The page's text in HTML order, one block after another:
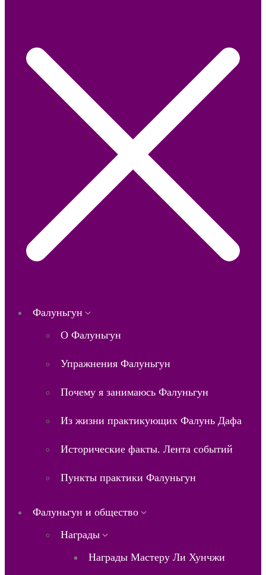
Фалуньгун
О Фалуньгун
Упражнения Фалуньгун
Почему я занимаюсь Фалуньгун
Из жизни практикующих Фалунь Дафа
Исторические факты. Лента событий
Пункты практики Фалуньгун
Фалуньгун и общество
Награды
Награды Мастеру Ли Хунчжи